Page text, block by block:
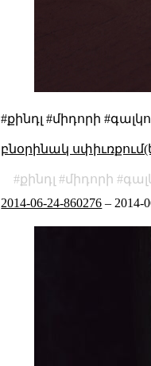
#քինդլ #միդորի
բնօրինակ
քինդլ միդորի
2014-06-24-860276 – 2014-